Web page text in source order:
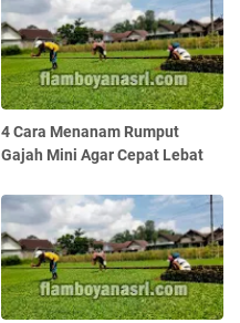
4 Cara Menanam Rumput
Gajah Mini Agar Cepat Lebat